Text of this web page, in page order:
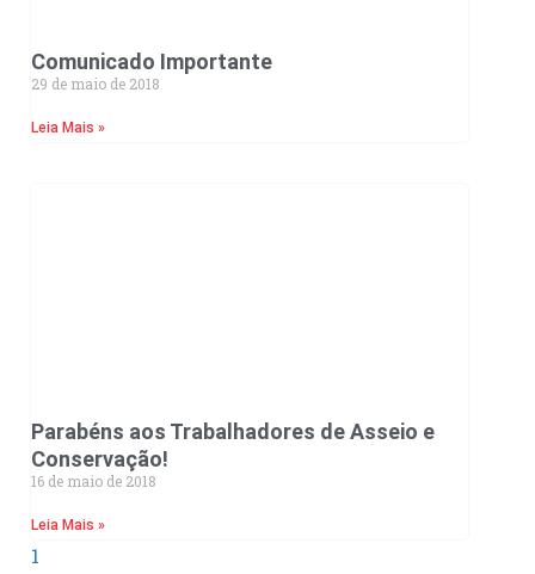
Comunicado Importante
29 de maio de 2018
Leia Mais »
Parabéns aos Trabalhadores de Asseio e
Conservação!
16 de maio de 2018
Leia Mais »
1